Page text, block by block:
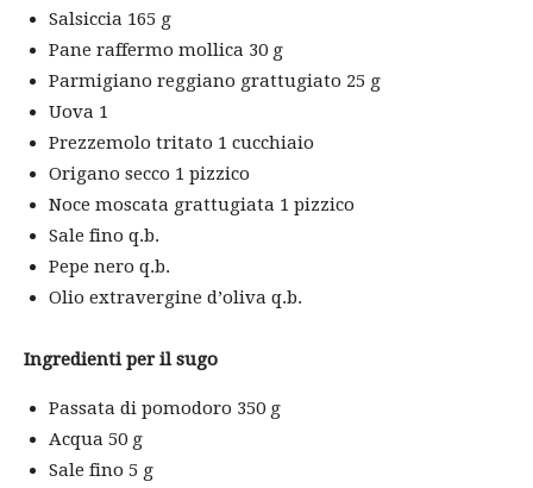
Salsiccia 165 g
Pane raffermo mollica 30 g
Parmigiano reggiano grattugiato 25 g
Uova 1
Prezzemolo tritato 1 cucchiaio
Origano secco 1 pizzico
Noce moscata grattugiata 1 pizzico
Sale fino q.b.
Pepe nero q.b.
Olio extravergine d’oliva q.b.
Ingredienti per il sugo
Passata di pomodoro 350 g
Acqua 50 g
Sale fino 5 g